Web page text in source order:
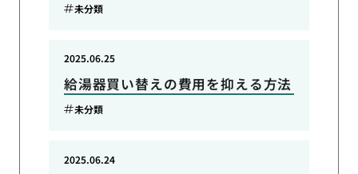
未分類
給湯器買い替えの費用を抑える方法
2025.06.25
未分類
2025.06.24